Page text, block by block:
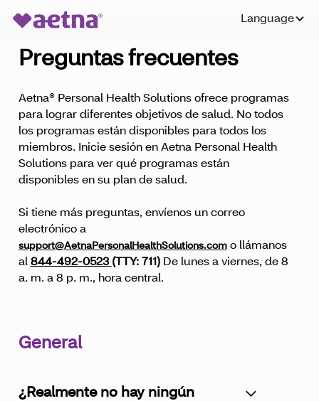
Language
Preguntas frecuentes
Aetna® Personal Health Solutions ofrece programas
para lograr diferentes objetivos de salud. No todos
los programas están disponibles para todos los
miembros. Inicie sesión en Aetna Personal Health
Solutions para ver qué programas están
disponibles en su plan de salud.
Si tiene más preguntas, envíenos un correo
electrónico a
support@AetnaPersonalHealthSolutions.como llámanos
al 844-492-0523 (TTY: 711)De lunes a viernes, de 8
a. m. a 8 p. m., hora central.
General
¿Realmente no hay ningún